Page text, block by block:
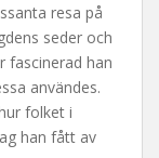
resa på
seder och
fascinerad han
användes.
folket i
han fått av